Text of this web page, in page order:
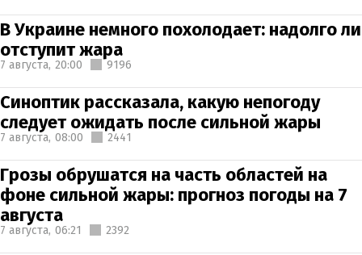
В Украине немного похолодает: надолго ли
отступит жара
7 августа, 20:00 9196
Синоптик рассказала, какую непогоду
следует ожидать после сильной жары
7 августа, 08:00 2441
Грозы обрушатся на часть областей на
фоне сильной жары: прогноз погоды на 7
августа
7 августа, 06:21 2392